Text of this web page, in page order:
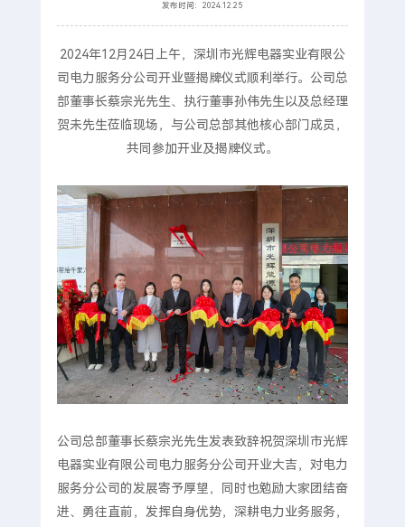
发布时间：2024.12.25
2024年12月24日上午，深圳市光辉电器实业有限公
司电力服务分公司开业暨揭牌仪式顺利举行。公司总
部董事长蔡宗光先生、执行董事孙伟先生以及总经理
贺未先生莅临现场，与公司总部其他核心部门成员，
共同参加开业及揭牌仪式。
公司总部董事长蔡宗光先生发表致辞祝贺深圳市光辉
电器实业有限公司电力服务分公司开业大吉，对电力
服务分公司的发展寄予厚望，同时也勉励大家团结奋
进、勇往直前，发挥自身优势，深耕电力业务服务，